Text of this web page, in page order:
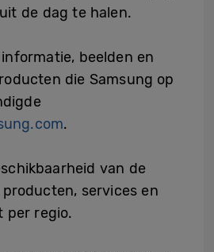
de dag te halen.
beelden en
die Samsung op
.
van de
services en
per regio.